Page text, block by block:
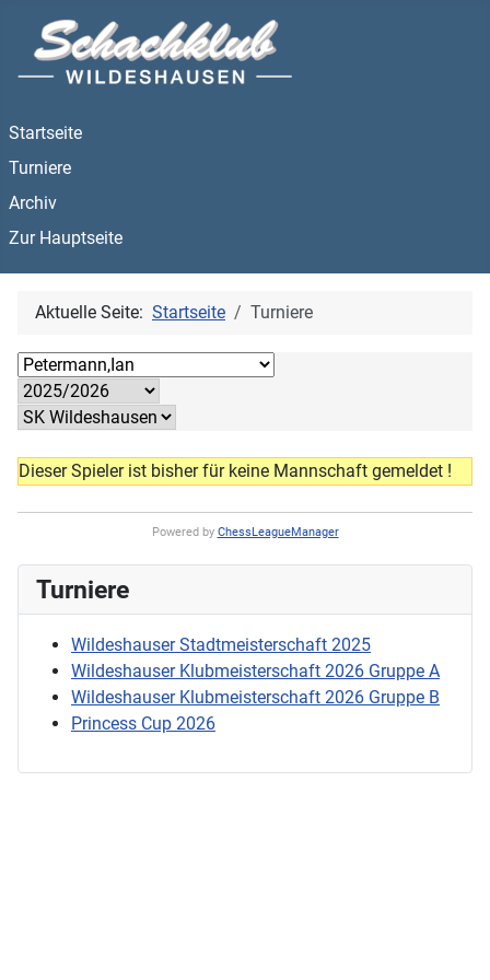
Startseite
Turniere
Archiv
Zur Hauptseite
Aktuelle Seite: Startseite Turniere
Dieser Spieler ist bisher für keine Mannschaft gemeldet !
Powered by ChessLeagueManager
Turniere
Wildeshauser Stadtmeisterschaft 2025
Wildeshauser Klubmeisterschaft 2026 Gruppe A
Wildeshauser Klubmeisterschaft 2026 Gruppe B
Princess Cup 2026